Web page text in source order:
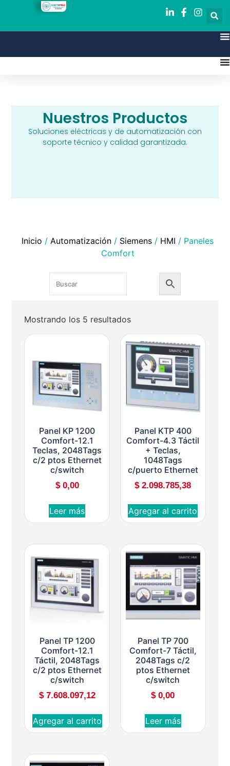
Nuestros Productos
Soluciones eléctricas y de automatización con
soporte técnico y calidad garantizada.
Inicio / Automatización / Siemens / HMI / Paneles
Comfort
Mostrando los 5 resultados
Panel KP 1200
Comfort-12.1
Teclas, 2048Tags
c/2 ptos Ethernet
c/switch
$0,00
Leer más
Panel KTP 400
Comfort-4.3 Táctil
+ Teclas,
1048Tags
c/puerto Ethernet
$2.098.785,38
Agregar al carrito
Panel TP 1200
Comfort-12.1
Táctil, 2048Tags
c/2 ptos Ethernet
c/switch
$7.608.097,12
Agregar al carrito
Panel TP 700
Comfort-7 Táctil,
2048Tags c/2
ptos Ethernet
c/switch
$0,00
Leer más